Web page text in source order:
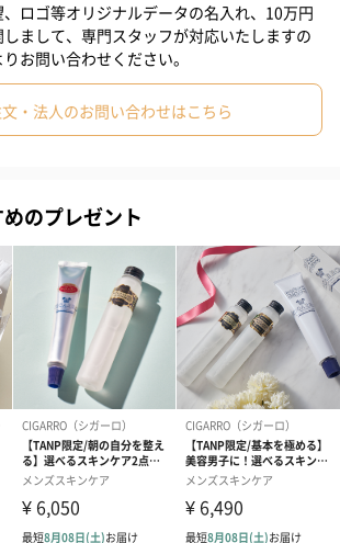
】
えるストロングタイプ。
ナルケアアイテム
、洗う、身だしなみを整える、髭を剃るとい
なく行うお決まりの作業になっていること
ケアやスキンケアに特にこだわりを持た
品を持っていないという方も多いのではな
ロゴ等オリジナルデータの名入れ、10万円
まして、専門スタッフが対応いたしますの
お問い合わせください。
・法人のお問い合わせはこちら
のプレゼント